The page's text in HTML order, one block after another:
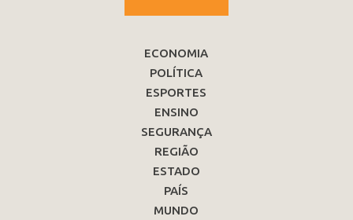
ECONOMIA
POLÍTICA
ESPORTES
ENSINO
SEGURANÇA
REGIÃO
ESTADO
PAÍS
MUNDO